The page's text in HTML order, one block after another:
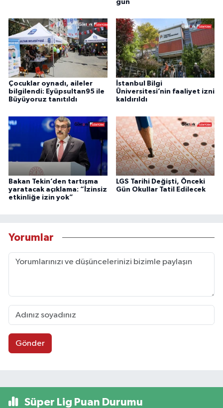
gün
Çocuklar oynadı, aileler
bilgilendi: Eyüpsultan95 ile
Büyüyoruz tanıtıldı
İstanbul Bilgi
Üniversitesi’nin faaliyet izni
kaldırıldı
Bakan Tekin’den tartışma
yaratacak açıklama: “İzinsiz
etkinliğe izin yok”
LGS Tarihi Değişti, Önceki
Gün Okullar Tatil Edilecek
Yorumlar
Gönder
Süper Lig Puan Durumu